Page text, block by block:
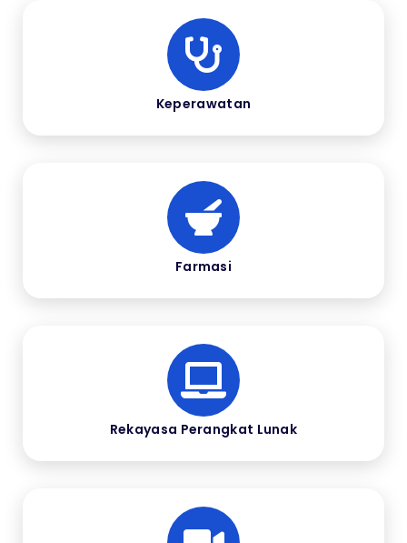
Keperawatan
Farmasi
Rekayasa Perangkat Lunak